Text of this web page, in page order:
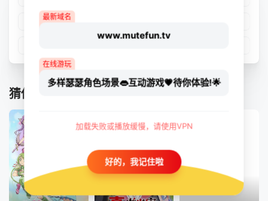
第05集
猜你喜欢
最新域名
www.mutefun.tv
在线游玩
多样瑟瑟角色场景👄互动游戏💗待你体验!🌟
加载失败或播放缓慢，请使用VPN
好的，我记住啦